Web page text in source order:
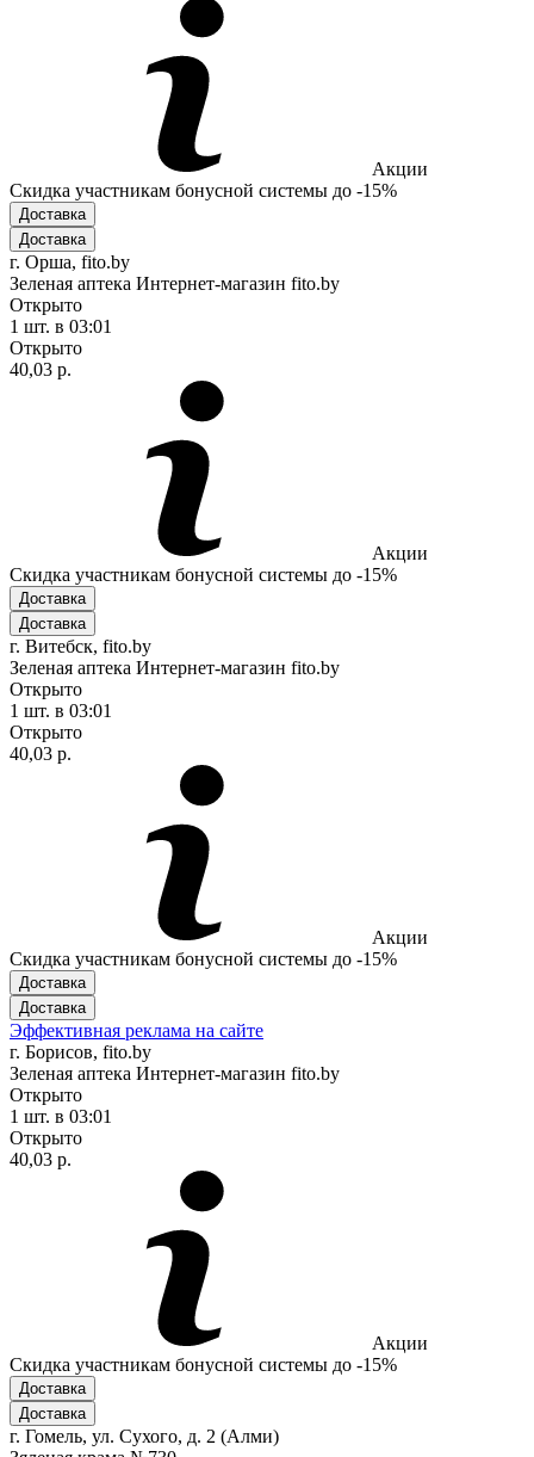
Акции
Скидка участникам бонусной системы до -15%
Доставка
Доставка
г. Орша, fito.by
Зеленая аптека Интернет-магазин fito.by
Открыто
1 шт. в 03:01
Открыто
40,03 р.
Акции
Скидка участникам бонусной системы до -15%
Доставка
Доставка
г. Витебск, fito.by
Зеленая аптека Интернет-магазин fito.by
Открыто
1 шт. в 03:01
Открыто
40,03 р.
Акции
Скидка участникам бонусной системы до -15%
Доставка
Доставка
Эффективная реклама на сайте
г. Борисов, fito.by
Зеленая аптека Интернет-магазин fito.by
Открыто
1 шт. в 03:01
Открыто
40,03 р.
Акции
Скидка участникам бонусной системы до -15%
Доставка
Доставка
г. Гомель, ул. Сухого, д. 2 (Алми)